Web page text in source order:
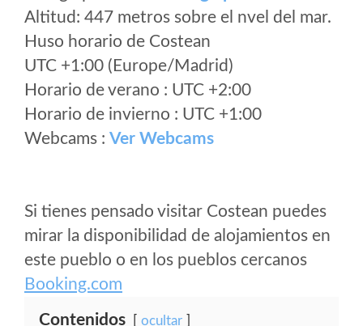
Altitud: 447 metros sobre el nvel del mar.
Huso horario de Costean
UTC +1:00 (Europe/Madrid)
Horario de verano : UTC +2:00
Horario de invierno : UTC +1:00
Webcams : Ver Webcams
Si tienes pensado visitar Costean puedes
mirar la disponibilidad de alojamientos en
este pueblo o en los pueblos cercanos
Booking.com
Contenidos ocultar